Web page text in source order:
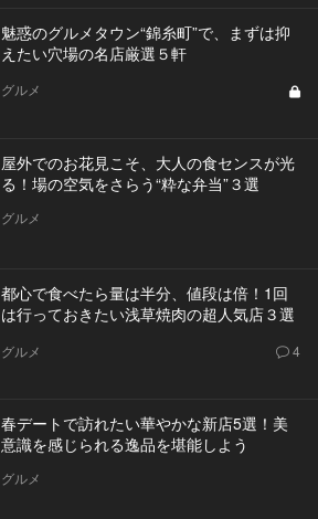
魅惑のグルメタウン“錦糸町”で、まずは抑
えたい穴場の名店厳選５軒
グルメ
屋外でのお花見こそ、大人の食センスが光
る！場の空気をさらう“粋な弁当”３選
グルメ
都心で食べたら量は半分、値段は倍！1回
は行っておきたい浅草焼肉の超人気店３選
グルメ 4
春デートで訪れたい華やかな新店5選！美
意識を感じられる逸品を堪能しよう
グルメ